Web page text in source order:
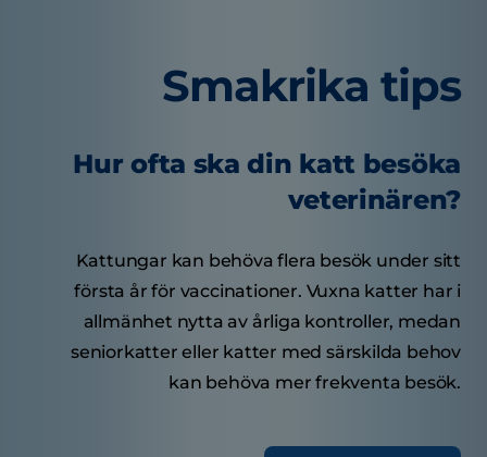
Smakrika tips
Hur ofta ska din katt besöka
veterinären?
Kattungar kan behöva flera besök under sitt
första år för vaccinationer. Vuxna katter har i
allmänhet nytta av årliga kontroller, medan
seniorkatter eller katter med särskilda behov
kan behöva mer frekventa besök.